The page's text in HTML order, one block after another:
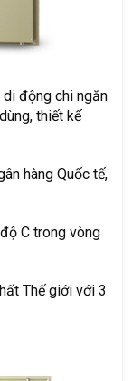
động chi ngăn
thiết kế
hàng Quốc tế,
C trong vòng
Thế giới với 3